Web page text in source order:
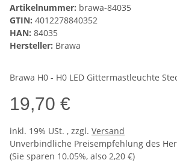
Artikelnummer: brawa-84035
GTIN: 4012278840352
HAN: 84035
Hersteller: Brawa
Brawa H0 - H0 LED Gittermastleuchte
19,70 €
inkl. 19% USt. , zzgl. Versand
Unverbindliche Preisempfehlung des
(Sie sparen 10.05%, also 2,20 €)